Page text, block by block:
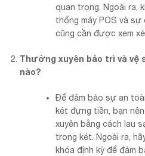
quan trọng. Ngoài ra,
thống máy POS và
cũng cần được xem
Thường xuyên bảo trì và vệ
nào?
Để đảm bảo sự an
két đựng tiền, bạn
xuyên bằng cách lau
trong két. Ngoài ra,
khóa định kỳ để đảm